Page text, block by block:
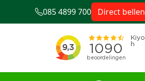
085 4899 700 Direct bellen